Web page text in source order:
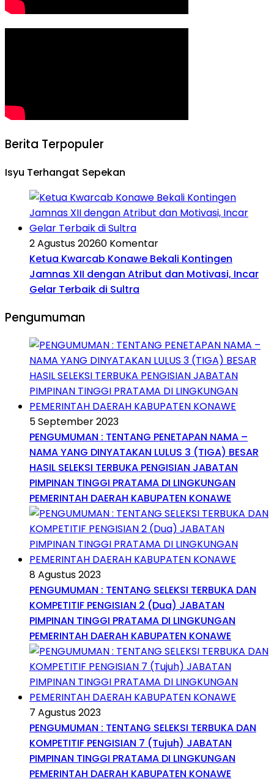
Berita Terpopuler
Isyu Terhangat Sepekan
2 Agustus 20260 Komentar
Ketua Kwarcab Konawe Bekali Kontingen
Jamnas XII dengan Atribut dan Motivasi, Incar
Gelar Terbaik di Sultra
Pengumuman
5 September 2023
PENGUMUMAN : TENTANG PENETAPAN NAMA –
NAMA YANG DINYATAKAN LULUS 3 (TIGA) BESAR
HASIL SELEKSI TERBUKA PENGISIAN JABATAN
PIMPINAN TINGGI PRATAMA DI LINGKUNGAN
PEMERINTAH DAERAH KABUPATEN KONAWE
8 Agustus 2023
PENGUMUMAN : TENTANG SELEKSI TERBUKA DAN
KOMPETITIF PENGISIAN 2 (Dua) JABATAN
PIMPINAN TINGGI PRATAMA DI LINGKUNGAN
PEMERINTAH DAERAH KABUPATEN KONAWE
7 Agustus 2023
PENGUMUMAN : TENTANG SELEKSI TERBUKA DAN
KOMPETITIF PENGISIAN 7 (Tujuh) JABATAN
PIMPINAN TINGGI PRATAMA DI LINGKUNGAN
PEMERINTAH DAERAH KABUPATEN KONAWE